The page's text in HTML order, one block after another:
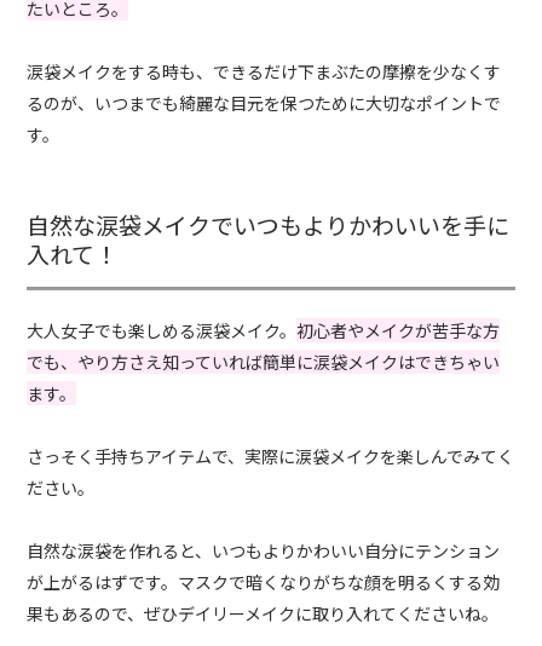
たいところ。
涙袋メイクをする時も、できるだけ下まぶたの摩擦を少なくす
るのが、いつまでも綺麗な目元を保つために大切なポイントで
す。
自然な涙袋メイクでいつもよりかわいいを手に
入れて！
大人女子でも楽しめる涙袋メイク。初心者やメイクが苦手な方
でも、やり方さえ知っていれば簡単に涙袋メイクはできちゃい
ます。
さっそく手持ちアイテムで、実際に涙袋メイクを楽しんでみてく
ださい。
自然な涙袋を作れると、いつもよりかわいい自分にテンション
が上がるはずです。マスクで暗くなりがちな顔を明るくする効
果もあるので、ぜひデイリーメイクに取り入れてくださいね。